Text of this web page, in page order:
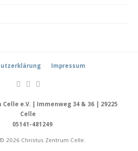
Impressum
e.V. | Immenweg 34 & 36 | 29225
Celle
05141-481249
2026 Christus Zentrum Celle.